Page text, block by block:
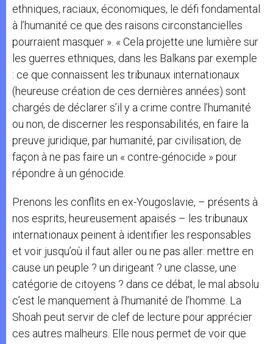
ethniques, raciaux, économiques, le défi fondamental
à l’humanité ce que des raisons circonstancielles
pourraient masquer ». « Cela projette une lumière sur
les guerres ethniques, dans les Balkans par exemple
: ce que connaissent les tribunaux internationaux
(heureuse création de ces dernières années) sont
chargés de déclarer s’il y a crime contre l’humanité
ou non, de discerner les responsabilités, en faire la
preuve juridique, par humanité, par civilisation, de
façon à ne pas faire un « contre-génocide » pour
répondre à un génocide.
Prenons les conflits en ex-Yougoslavie, – présents à
nos esprits, heureusement apaisés – les tribunaux
internationaux peinent à identifier les responsables
et voir jusqu’où il faut aller ou ne pas aller: mettre en
cause un peuple ? un dirigeant ? une classe, une
catégorie de citoyens ? dans ce débat, le mal absolu
c’est le manquement à l’humanité de l’homme. La
Shoah peut servir de clef de lecture pour apprécier
ces autres malheurs. Elle nous permet de voir que